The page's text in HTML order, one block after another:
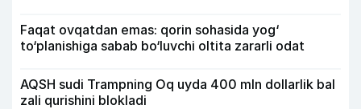
Faqat ovqatdan emas: qorin sohasida yog‘
to‘planishiga sabab bo‘luvchi oltita zararli odat
AQSH sudi Trampning Oq uyda 400 mln dollarlik bal
zali qurishini blokladi